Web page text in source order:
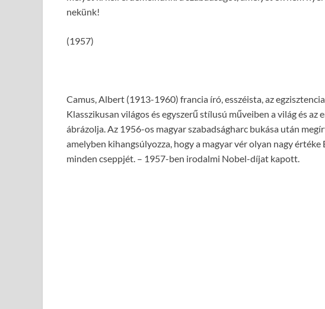
nekünk!
(1957)
Camus, Albert (1913-1960) francia író, esszéista, az
Klasszikusan világos és egyszerű stílusú műveiben a világ és
ábrázolja. Az 1956-os magyar szabadságharc bukása után
amelyben kihangsúlyozza, hogy a magyar vér olyan nagy
minden cseppjét. – 1957-ben irodalmi Nobel-díjat kapott.